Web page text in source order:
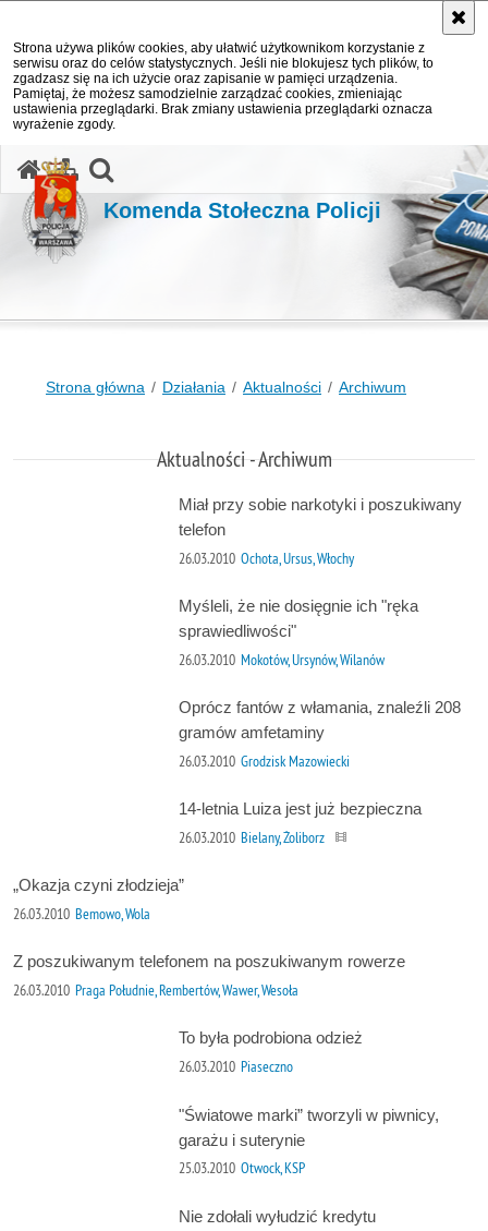
Strona używa plików cookies, aby ułatwić użytkownikom korzystanie z
serwisu oraz do celów statystycznych. Jeśli nie blokujesz tych plików, to
zgadzasz się na ich użycie oraz zapisanie w pamięci urządzenia.
Pamiętaj, że możesz samodzielnie zarządzać cookies, zmieniając
ustawienia przeglądarki. Brak zmiany ustawienia przeglądarki oznacza
wyrażenie zgody.
Komenda Stołeczna Policji
Strona główna Działania Aktualności Archiwum
Aktualności - Archiwum
Miał przy sobie narkotyki i poszukiwany
telefon
26.03.2010 Ochota, Ursus, Włochy
Myśleli, że nie dosięgnie ich "ręka
sprawiedliwości"
26.03.2010 Mokotów, Ursynów, Wilanów
Oprócz fantów z włamania, znaleźli 208
gramów amfetaminy
26.03.2010 Grodzisk Mazowiecki
14-letnia Luiza jest już bezpieczna
26.03.2010 Bielany, Żoliborz
„Okazja czyni złodzieja”
26.03.2010 Bemowo, Wola
Z poszukiwanym telefonem na poszukiwanym rowerze
26.03.2010 Praga Południe, Rembertów, Wawer, Wesoła
To była podrobiona odzież
26.03.2010 Piaseczno
"Światowe marki” tworzyli w piwnicy,
garażu i suterynie
25.03.2010 Otwock, KSP
Nie zdołali wyłudzić kredytu